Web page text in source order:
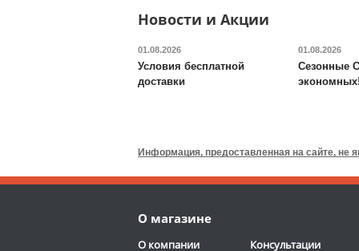
2-3 дня
ОТЗЫВОВ: 1
Новости и Акции
01.08.2026
Условия бесплатной
доставки
01.08.2026
Сезонные
экономных!
Информация, предоставленная на сайте, не
О магазине
О компании Консультации